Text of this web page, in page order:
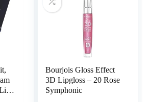
Bourjois Gloss Effect
3D Lipgloss – 20 Rose
Symphonic